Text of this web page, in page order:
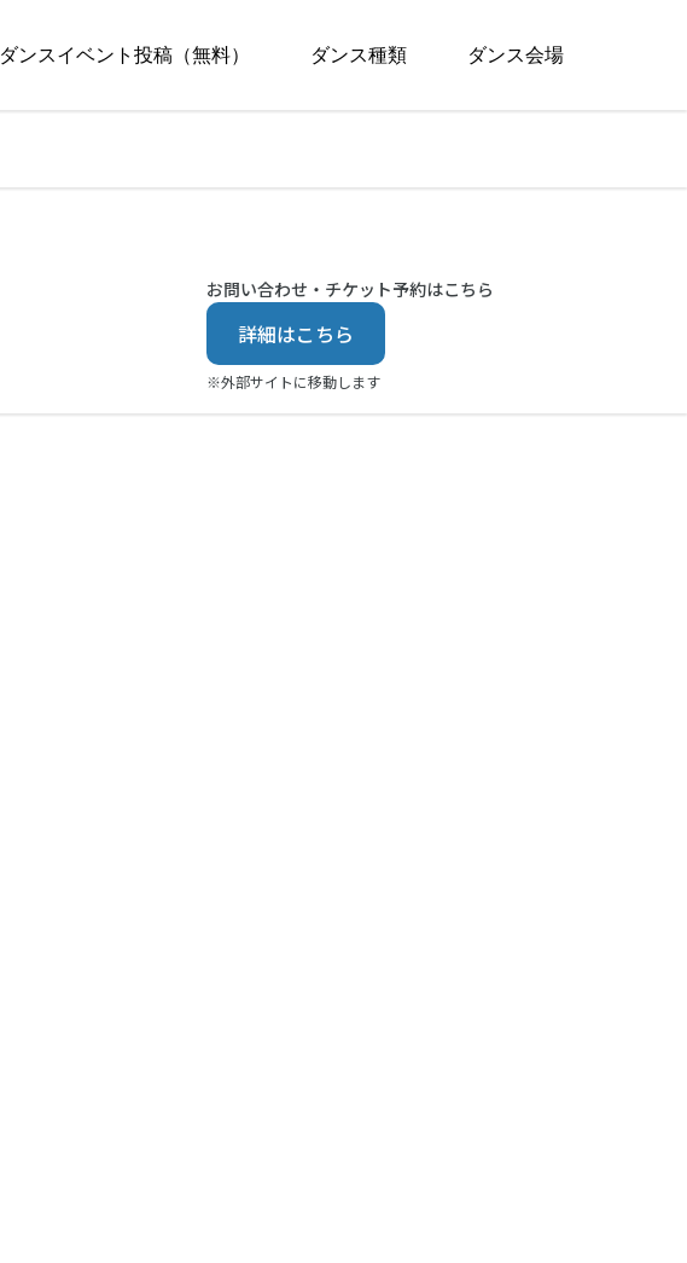
ダンスイベント投稿（無料） ダンス種類 ダンス会場
お問い合わせ・チケット予約はこちら
詳細はこちら
※外部サイトに移動します